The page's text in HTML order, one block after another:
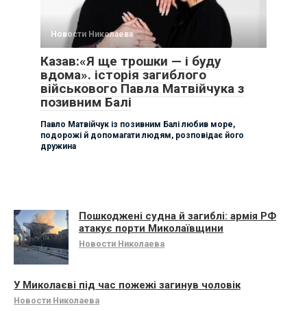
Новости Николаева
Казав:«Я ще трошки — і буду
вдома». історія загиблого
військового Павла Матвійчука з
позивним Балі
Павло Матвійчук із позивним Балі любив море,
подорожі й допомагати людям, розповідає його
дружина
Пошкоджені судна й загиблі: армія РФ
атакує порти Миколаївщини
Новости Николаева
У Миколаєві під час пожежі загинув чоловік
Новости Николаева